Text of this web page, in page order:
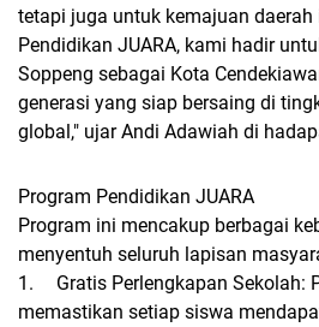
tetapi juga untuk kemajuan
Pendidikan JUARA, kami hadir
Soppeng sebagai Kota
generasi yang siap bersaing di
global," ujar Andi Adawiah di
Program Pendidikan JUARA
Program ini mencakup berbagai
menyentuh seluruh lapisan
1.
Gratis Perlengkapan Sekolah:
memastikan setiap siswa